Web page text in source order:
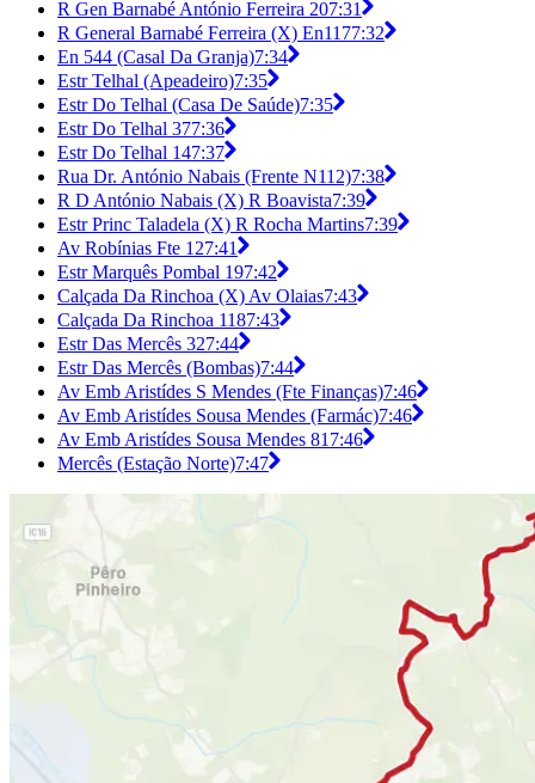
R Gen Barnabé António Ferreira 207:31
R General Barnabé Ferreira (X) En1177:32
En 544 (Casal Da Granja)7:34
Estr Telhal (Apeadeiro)7:35
Estr Do Telhal (Casa De Saúde)7:35
Estr Do Telhal 377:36
Estr Do Telhal 147:37
Rua Dr. António Nabais (Frente N112)7:38
R D António Nabais (X) R Boavista7:39
Estr Princ Taladela (X) R Rocha Martins7:39
Av Robínias Fte 127:41
Estr Marquês Pombal 197:42
Calçada Da Rinchoa (X) Av Olaias7:43
Calçada Da Rinchoa 1187:43
Estr Das Mercês 327:44
Estr Das Mercês (Bombas)7:44
Av Emb Aristídes S Mendes (Fte Finanças)7:46
Av Emb Aristídes Sousa Mendes (Farmác)7:46
Av Emb Aristídes Sousa Mendes 81 7:46
Mercês (Estação Norte)7:47